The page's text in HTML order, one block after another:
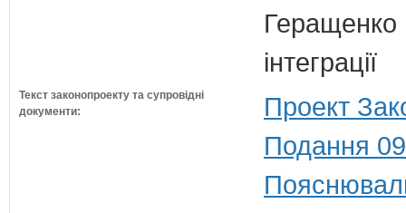
Геращенко
інтеграції
Текст законопроекту та супровідні
документи:
Проект
Подання